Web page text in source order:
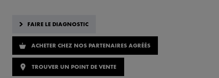
FAIRE LE DIAGNOSTIC
ACHETER CHEZ NOS PARTENAIRES AGRÉÉS
TROUVER UN POINT DE VENTE